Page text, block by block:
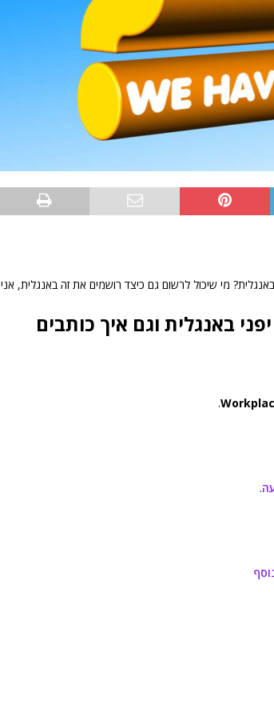
מי שיכול לרשום גם כיצד רושמים את זה באנגלית, אני
באנגלית וגם איך כותבים
.
.